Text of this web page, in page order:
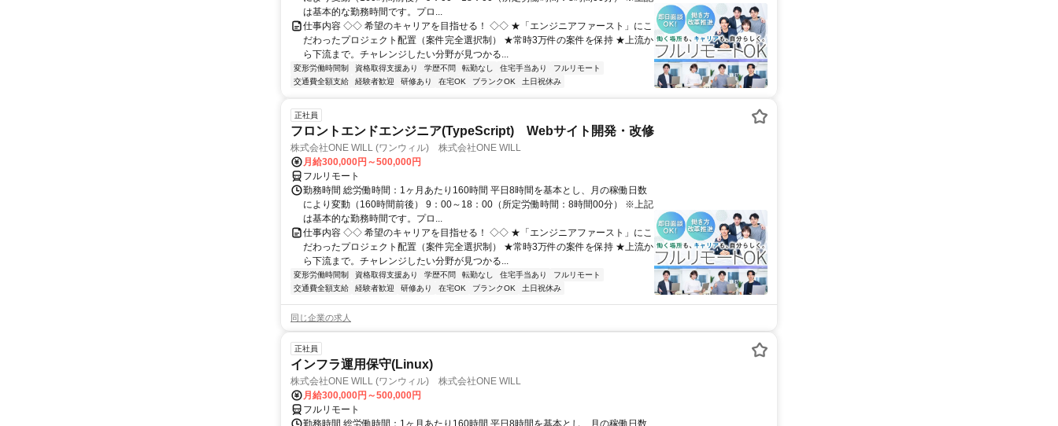
は基本的な勤務時間です。プロ...
仕事内容 ◇◇ 希望のキャリアを目指せる！ ◇◇ ★「エンジニアファースト」にこ
だわったプロジェクト配置（案件完全選択制） ★常時3万件の案件を保持 ★上流か
ら下流まで。チャレンジしたい分野が見つかる...
変形労働時間制 資格取得支援あり 学歴不問 転勤なし 住宅手当あり
フルリモート
交通費全額支給
経験者歓迎 研修あり 在宅OK ブランクOK 土日祝休み
正社員
フロントエンドエンジニア(TypeScript) Webサイト開発・改修
株式会社ONE WILL (ワンウィル) 株式会社ONE WILL
月給300,000円～500,000円
フルリモート
勤務時間 総労働時間：1ヶ月あたり160時間 平日8時間を基本とし、月の稼働日数
により変動（160時間前後） 9：00～18：00（所定労働時間：8時間00分） ※上記
は基本的な勤務時間です。プロ...
仕事内容 ◇◇ 希望のキャリアを目指せる！ ◇◇ ★「エンジニアファースト」にこ
だわったプロジェクト配置（案件完全選択制） ★常時3万件の案件を保持 ★上流か
ら下流まで。チャレンジしたい分野が見つかる...
変形労働時間制 資格取得支援あり 学歴不問 転勤なし 住宅手当あり
フルリモート
交通費全額支給
経験者歓迎 研修あり 在宅OK ブランクOK 土日祝休み
同じ企業の求人
正社員
インフラ運用保守(Linux)
株式会社ONE WILL (ワンウィル) 株式会社ONE WILL
月給300,000円～500,000円
フルリモート
勤務時間 総労働時間：1ヶ月あたり160時間 平日8時間を基本とし、月の稼働日数